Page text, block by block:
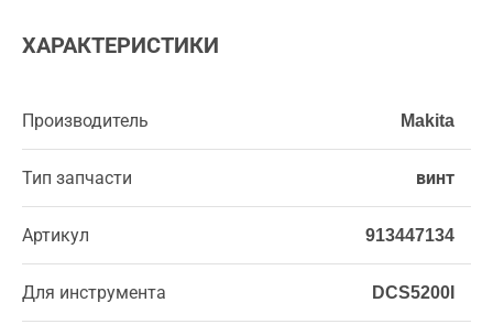
ХАРАКТЕРИСТИКИ
Производитель Makita
Тип запчасти винт
Артикул 913447134
Для инструмента DCS5200I